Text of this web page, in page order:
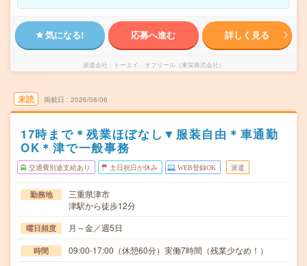
気になる! 応募へ進む 詳しく見る
派遣会社 トーエイ オフリール（東栄株式会社）
未読 掲載日 2026/08/06
17時まで＊残業ほぼなし▼服装自由＊車通勤
OK＊津で一般事務
交通費別途支給あり 土日祝日が休み WEB登録OK 派遣
勤務地
三重県津市
津駅から徒歩12分
曜日頻度 月～金／週5日
時間 09:00-17:00（休憩60分）実働7時間（残業少なめ！）